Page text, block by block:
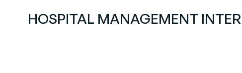
HOSPITAL MANAGEMENT